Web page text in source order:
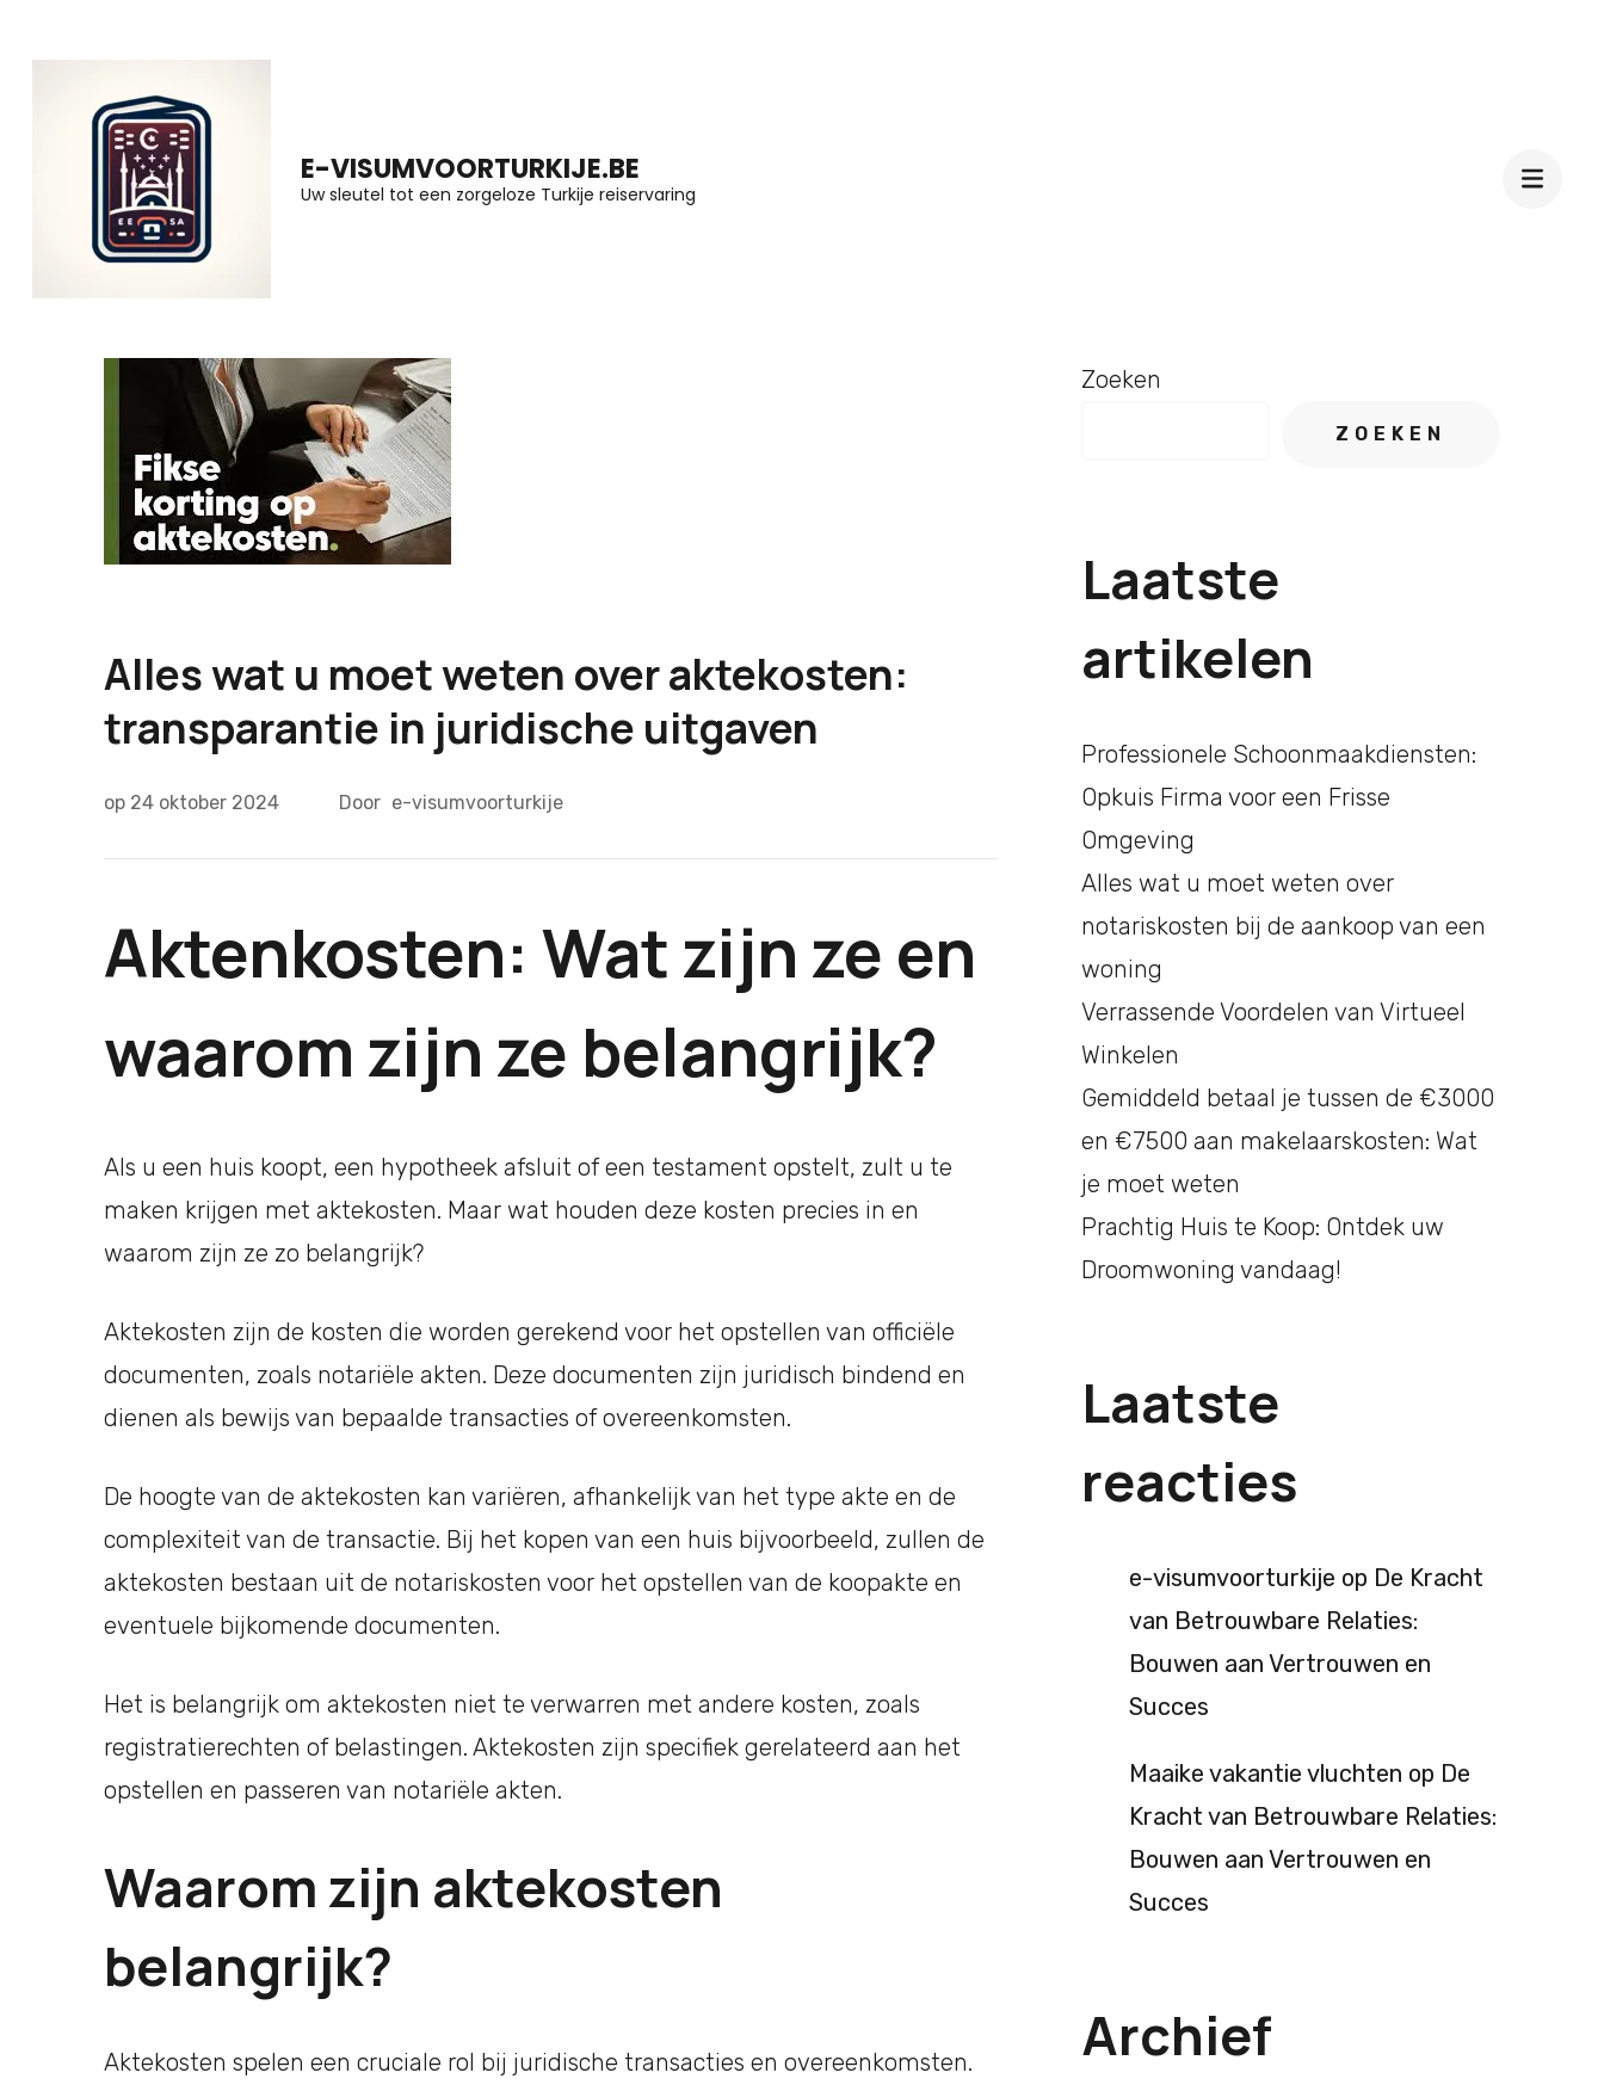
naar
E-VISUMVOORTURKIJE.BE
Uw sleutel tot een zorgeloze Turkije reiservaring
Alles wat u moet weten over aktekosten:
transparantie in juridische uitgaven
op 24 oktober 2024 Door e-visumvoorturkije
Aktenkosten: Wat zijn ze en
waarom zijn ze belangrijk?
Als u een huis koopt, een hypotheek afsluit of een testament opstelt, zult u te
maken krijgen met aktekosten. Maar wat houden deze kosten precies in en
waarom zijn ze zo belangrijk?
Aktekosten zijn de kosten die worden gerekend voor het opstellen van officiële
documenten, zoals notariële akten. Deze documenten zijn juridisch bindend en
dienen als bewijs van bepaalde transacties of overeenkomsten.
De hoogte van de aktekosten kan variëren, afhankelijk van het type akte en de
complexiteit van de transactie. Bij het kopen van een huis bijvoorbeeld, zullen de
aktekosten bestaan uit de notariskosten voor het opstellen van de koopakte en
eventuele bijkomende documenten.
Het is belangrijk om aktekosten niet te verwarren met andere kosten, zoals
registratierechten of belastingen. Aktekosten zijn specifiek gerelateerd aan het
opstellen en passeren van notariële akten.
Waarom zijn aktekosten
belangrijk?
Aktekosten spelen een cruciale rol bij juridische transacties en overeenkomsten.
Zoeken
ZOEKEN
Laatste
artikelen
Professionele Schoonmaakdiensten:
Opkuis Firma voor een Frisse
Omgeving
Alles wat u moet weten over
notariskosten bij de aankoop van een
woning
Verrassende Voordelen van Virtueel
Winkelen
Gemiddeld betaal je tussen de €3000
en €7500 aan makelaarskosten: Wat
je moet weten
Prachtig Huis te Koop: Ontdek uw
Droomwoning vandaag!
Laatste
reacties
e-visumvoorturkije op De Kracht
van Betrouwbare Relaties:
Bouwen aan Vertrouwen en
Succes
Maaike vakantie vluchten op De
Kracht van Betrouwbare Relaties:
Bouwen aan Vertrouwen en
Succes
Archief